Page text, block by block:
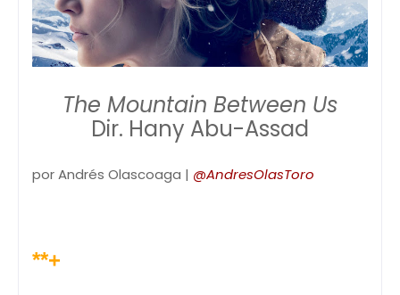
The Mountain Between Us
Dir. Hany Abu-Assad
por Andrés Olascoaga | @AndresOlasToro
**+